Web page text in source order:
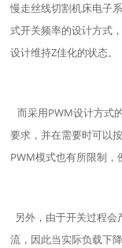
慢走丝线切割机床电子
式开关频率的设计方式
设计维持Z佳化的状态。
而采用PWM设计方式
要求，并在需要时可以
PWM模式也有所限制，
另外，由于开关过程
流，因此当实际负载下